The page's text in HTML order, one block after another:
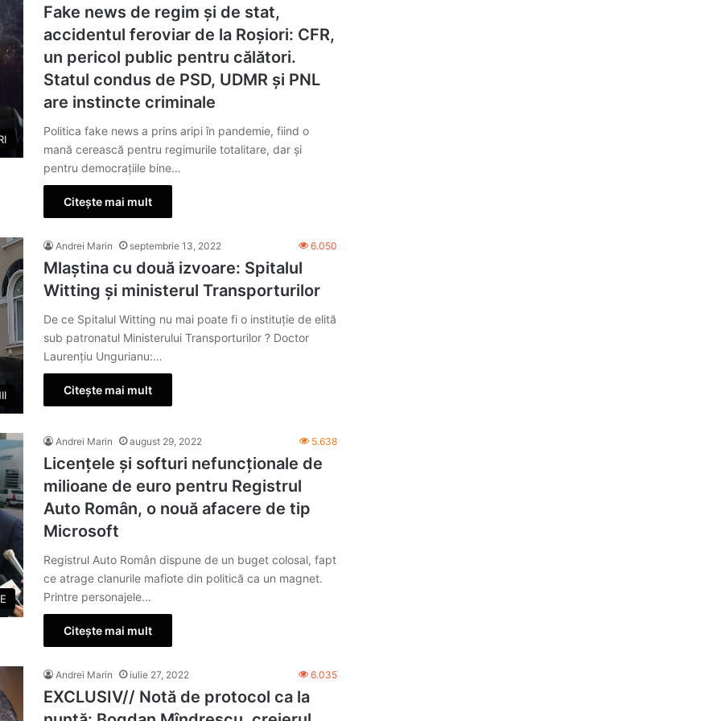
Fake news de regim și de stat,
accidentul feroviar de la Roșiori: CFR,
un pericol public pentru călători.
Statul condus de PSD, UDMR și PNL
are instincte criminale
Politica fake news a prins aripi în pandemie, fiind o
mană cerească pentru regimurile totalitare, dar și
pentru democrațiile bine…
Citește mai mult
Andrei Marin septembrie 13, 2022 6.050
Mlaștina cu două izvoare: Spitalul
Witting și ministerul Transporturilor
De ce Spitalul Witting nu mai poate fi o instituție de elită
sub patronatul Ministerului Transporturilor ? Doctor
Laurențiu Ungurianu:…
Citește mai mult
Andrei Marin august 29, 2022 5.638
Licențele și softuri nefuncționale de
milioane de euro pentru Registrul
Auto Român, o nouă afacere de tip
Microsoft
Registrul Auto Român dispune de un buget colosal, fapt
ce atrage clanurile mafiote din politică ca un magnet.
Printre personajele…
Citește mai mult
Andrei Marin iulie 27, 2022 6.035
EXCLUSIV// Notă de protocol ca la